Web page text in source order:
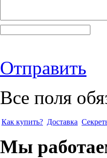
Отправить
Все поля
Как купить? Доставка
Мы